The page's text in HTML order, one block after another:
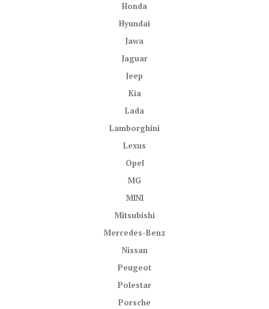
Honda
Hyundai
Jawa
Jaguar
Jeep
Kia
Lada
Lamborghini
Lexus
Opel
MG
MINI
Mitsubishi
Mercedes-Benz
Nissan
Peugeot
Polestar
Porsche